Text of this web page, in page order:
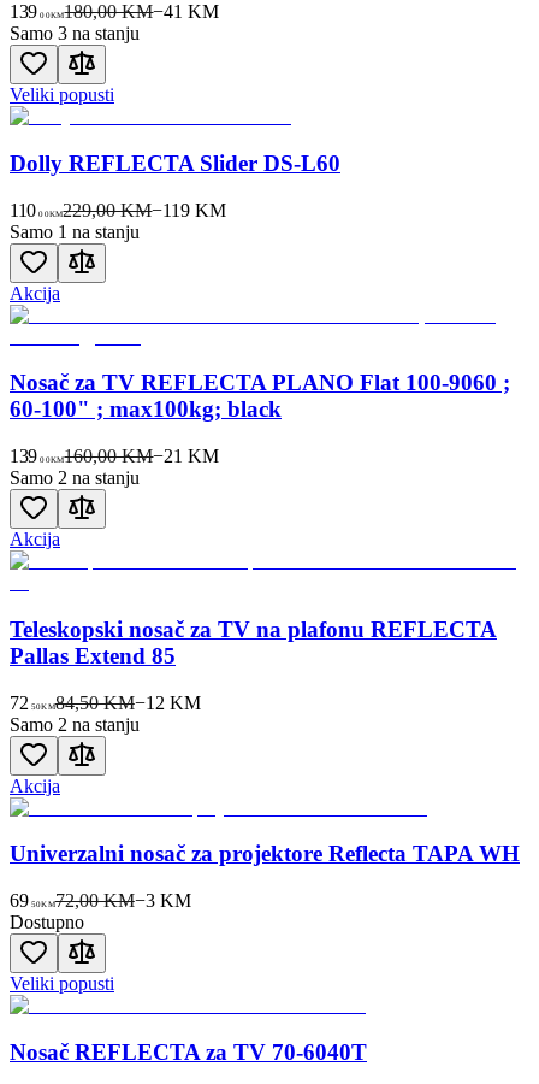
139 00KM180,00 KM−41 KM
Samo 3 na stanju
Veliki popusti
Dolly REFLECTA Slider DS-L60
110 00KM229,00 KM−119 KM
Samo 1 na stanju
Akcija
Nosač za TV REFLECTA PLANO Flat 100-9060 ;
60-100" ; max100kg; black
139 00KM160,00 KM−21 KM
Samo 2 na stanju
Akcija
Teleskopski nosač za TV na plafonu REFLECTA
Pallas Extend 85
72 50KM84,50 KM−12 KM
Samo 2 na stanju
Akcija
Univerzalni nosač za projektore Reflecta TAPA WH
69 50KM72,00 KM−3KM
Dostupno
Veliki popusti
Nosač REFLECTA za TV 70-6040T